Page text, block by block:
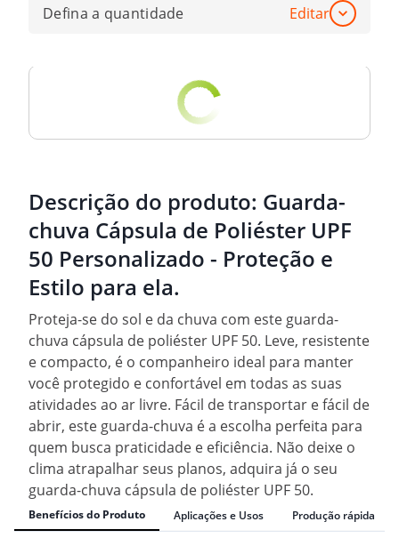
Defina a quantidade Editar
Descrição do produto: Guarda-
chuva Cápsula de Poliéster UPF
50 Personalizado - Proteção e
Estilo para ela.
Proteja-se do sol e da chuva com este guarda-
chuva cápsula de poliéster UPF 50. Leve, resistente
e compacto, é o companheiro ideal para manter
você protegido e confortável em todas as suas
atividades ao ar livre. Fácil de transportar e fácil de
abrir, este guarda-chuva é a escolha perfeita para
quem busca praticidade e eficiência. Não deixe o
clima atrapalhar seus planos, adquira já o seu
guarda-chuva cápsula de poliéster UPF 50.
Benefícios do Produto Aplicações e Usos Produção rápida